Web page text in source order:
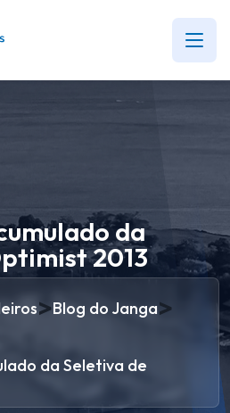
da
2013
>Blog do Janga>
da Seletiva de